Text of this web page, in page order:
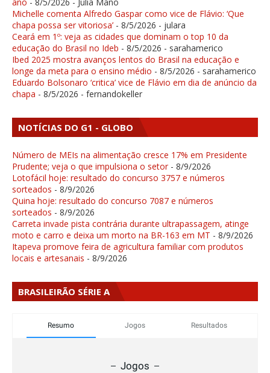
ano - 8/5/2026 - Júlia Mano
Michelle comenta Alfredo Gaspar como vice de Flávio: ‘Que
chapa possa ser vitoriosa’ - 8/5/2026 - julara
Ceará em 1º: veja as cidades que dominam o top 10 da
educação do Brasil no Ideb - 8/5/2026 - sarahamerico
Ibed 2025 mostra avanços lentos do Brasil na educação e
longe da meta para o ensino médio - 8/5/2026 - sarahamerico
Eduardo Bolsonaro ‘critica’ vice de Flávio em dia de anúncio da
chapa - 8/5/2026 - fernandokeller
NOTÍCIAS DO G1 - GLOBO
Número de MEIs na alimentação cresce 17% em Presidente
Prudente; veja o que impulsiona o setor - 8/9/2026
Lotofácil hoje: resultado do concurso 3757 e números
sorteados - 8/9/2026
Quina hoje: resultado do concurso 7087 e números
sorteados - 8/9/2026
Carreta invade pista contrária durante ultrapassagem, atinge
moto e carro e deixa um morto na BR-163 em MT - 8/9/2026
Itapeva promove feira de agricultura familiar com produtos
locais e artesanais - 8/9/2026
BRASILEIRÃO SÉRIE A
Resumo Jogos Resultados
Jogos